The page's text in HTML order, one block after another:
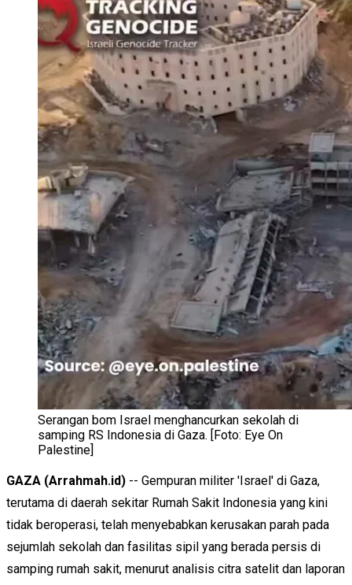
Serangan bom Israel menghancurkan sekolah di
samping RS Indonesia di Gaza. [Foto: Eye On
Palestine]
GAZA (Arrahmah.id) -- Gempuran militer 'Israel' di Gaza,
terutama di daerah sekitar Rumah Sakit Indonesia yang kini
tidak beroperasi, telah menyebabkan kerusakan parah pada
sejumlah sekolah dan fasilitas sipil yang berada persis di
samping rumah sakit, menurut analisis citra satelit dan laporan